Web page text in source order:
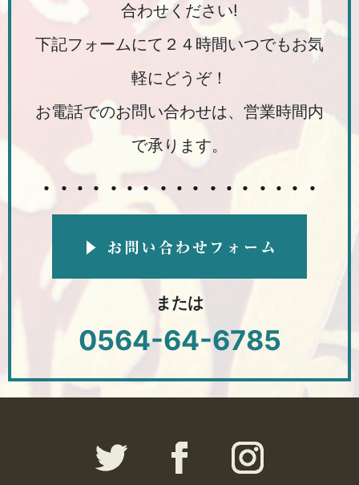
合わせください!
下記フォームにて２４時間いつでもお気
軽にどうぞ！
お電話でのお問い合わせは、営業時間内
で承ります。
または
0564-64-6785